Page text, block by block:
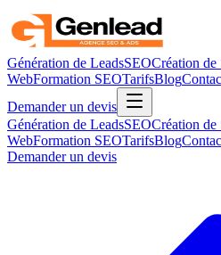
Génération de LeadsSEOCréation de
WebFormation SEOTarifsBlog
Demander un devis
Génération de LeadsSEOCréation de
WebFormation SEOTarifsBlog
Demander un devis